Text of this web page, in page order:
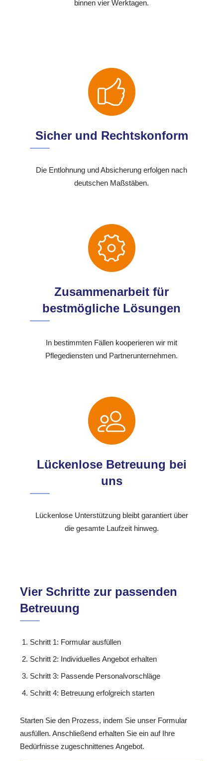
binnen vier Werktagen.
Sicher und Rechtskonform
Die Entlohnung und Absicherung erfolgen nach
deutschen Maßstäben.
Zusammenarbeit für
bestmögliche Lösungen
In bestimmten Fällen kooperieren wir mit
Pflegediensten und Partnerunternehmen.
Lückenlose Betreuung bei
uns
Lückenlose Unterstützung bleibt garantiert über
die gesamte Laufzeit hinweg.
Vier Schritte zur passenden
Betreuung
Schritt 1: Formular ausfüllen
Schritt 2: Individuelles Angebot erhalten
Schritt 3: Passende Personalvorschläge
Schritt 4: Betreuung erfolgreich starten
Starten Sie den Prozess, indem Sie unser Formular
ausfüllen. Anschließend erhalten Sie ein auf Ihre
Bedürfnisse zugeschnittenes Angebot.